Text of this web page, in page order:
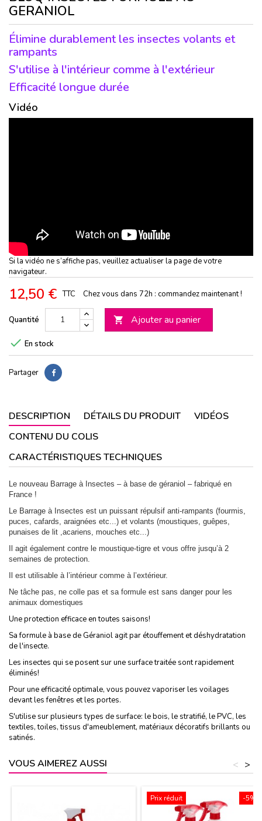
GERANIOL
Élimine durablement les insectes volants et
rampants
S'utilise à l'intérieur comme à l'extérieur
Efficacité longue durée
Vidéo
Si la vidéo ne s’affiche pas, veuillez actualiser la page de votre
navigateur.
12,50 € TTC Chez vous dans 72h : commandez maintenant !
Quantité  Ajouter au panier
 En stock
Partager
DESCRIPTION DÉTAILS DU PRODUIT
VIDÉOS
CONTENU DU COLIS
CARACTÉRISTIQUES TECHNIQUES
Le nouveau Barrage à Insectes – à base de géraniol – fabriqué en
France !
Le Barrage à Insectes est un puissant répulsif anti-rampants (fourmis,
puces, cafards, araignées etc...) et volants (moustiques, guêpes,
punaises de lit ,acariens, mouches etc...)
Il agit également contre le moustique-tigre et vous offre jusqu’à 2
semaines de protection.
Il est utilisable à l’intérieur comme à l’extérieur.
Ne tâche pas, ne colle pas et sa formule est sans danger pour les
animaux domestiques
Une protection efficace en toutes saisons!
Sa formule à base de Géraniol agit par étouffement et déshydratation
de l'insecte.
Les insectes qui se posent sur une surface traitée sont rapidement
éliminés!
Pour une efficacité optimale, vous pouvez vaporiser les voilages
devant les fenêtres et les portes.
S'utilise sur plusieurs types de surface: le bois, le stratifié, le PVC, les
textiles, toiles, tissus d'ameublement, matériaux décoratifs brillants ou
satinés.
VOUS AIMEREZ AUSSI >
<
-5%
Prix réduit